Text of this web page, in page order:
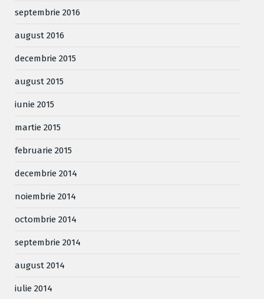
septembrie 2016
august 2016
decembrie 2015
august 2015
iunie 2015
martie 2015
februarie 2015
decembrie 2014
noiembrie 2014
octombrie 2014
septembrie 2014
august 2014
iulie 2014